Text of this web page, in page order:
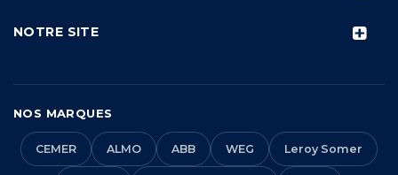
NOTRE SITE
NOS MARQUES
CEMER ALMO ABB WEG Leroy Somer